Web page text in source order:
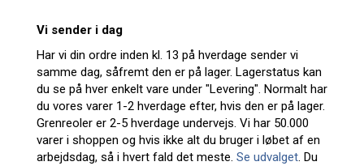
Vi sender i dag
Har vi din ordre inden kl. 13 på hverdage sender vi
samme dag, såfremt den er på lager. Lagerstatus kan
du se på hver enkelt vare under "Levering". Normalt har
du vores varer 1-2 hverdage efter, hvis den er på lager.
Grenreoler er 2-5 hverdage undervejs. Vi har 50.000
varer i shoppen og hvis ikke alt du bruger i løbet af en
arbejdsdag, så i hvert fald det meste. Se udvalget. Du